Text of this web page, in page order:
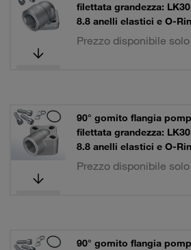
filettata grandezza:
8.8 anelli elastici e O-
Prezzo disponibile
90° gomito flangia
filettata grandezza:
8.8 anelli elastici e O-
Prezzo disponibile
90° gomito flangia